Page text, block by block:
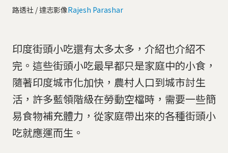
路透社 / 達志影像Rajesh Parashar
印度街頭小吃還有太多太多，介紹也介紹不
完。這些街頭小吃最早都只是家庭中的小食，
隨著印度城市化加快，農村人口到城市討生
活，許多藍領階級在勞動空檔時，需要一些簡
易食物補充體力，從家庭帶出來的各種街頭小
吃就應運而生。